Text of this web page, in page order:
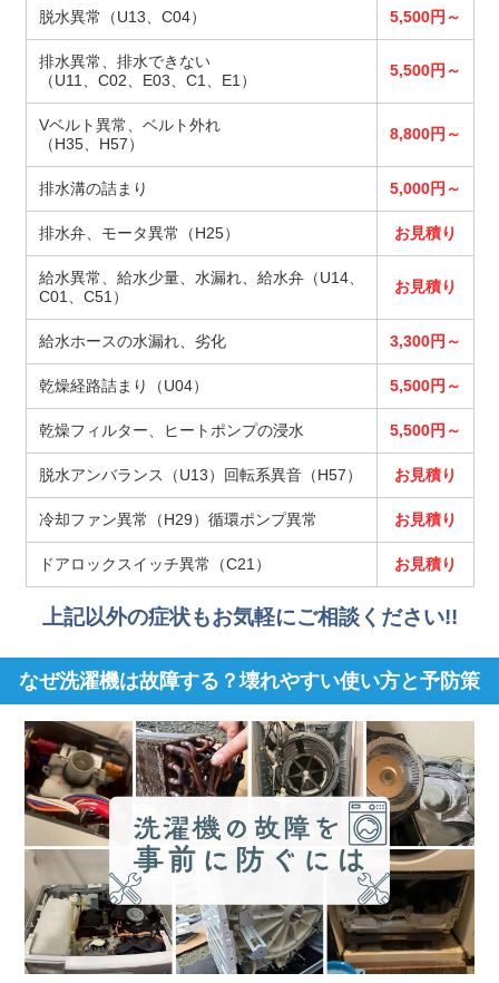
脱水異常（U13、C04） 5,500円～
排水異常、排水できない
（U11、C02、E03、C1、E1）
5,500円～
Vベルト異常、ベルト外れ
（H35、H57）
8,800円～
排水溝の詰まり 5,000円～
排水弁、モータ異常（H25） お見積り
給水異常、給水少量、水漏れ、給水弁（U14、
C01、C51）
お見積り
給水ホースの水漏れ、劣化 3,300円～
乾燥経路詰まり（U04） 5,500円～
乾燥フィルター、ヒートポンプの浸水 5,500円～
脱水アンバランス（U13）回転系異音（H57） お見積り
冷却ファン異常（H29）循環ポンプ異常 お見積り
ドアロックスイッチ異常（C21） お見積り
上記以外の症状もお気軽にご相談ください!!
なぜ洗濯機は故障する？壊れやすい使い方と予防策